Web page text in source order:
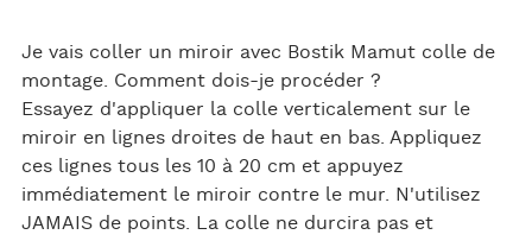
Je vais coller un miroir avec Bostik Mamut colle de
montage. Comment dois-je procéder ?
Essayez d'appliquer la colle verticalement sur le
miroir en lignes droites de haut en bas. Appliquez
ces lignes tous les 10 à 20 cm et appuyez
immédiatement le miroir contre le mur. N'utilisez
JAMAIS de points. La colle ne durcira pas et